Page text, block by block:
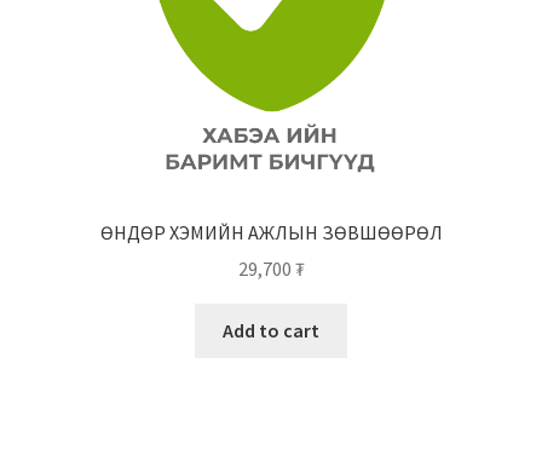
ӨНДӨР ХЭМИЙН АЖЛЫН ЗӨВШӨӨРӨЛ
29,700 ₮
Add to cart